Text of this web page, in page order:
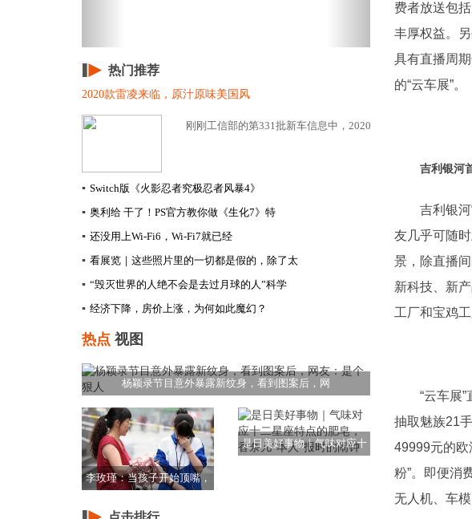
热门推荐
2020款雷凌来临，原汁原味美国风
刚刚工信部的第331批新车信息中，2020款雷凌将采用美版卡
▪ Switch版《火影忍者究极忍者风暴4》
▪ 奥利给 干了！PS官方教你做《生化7》特
▪ 还没用上Wi-Fi6，Wi-Fi7就已经
▪ 看展览｜这些照片里的一切都是假的，除了太
▪ “毁灭世界的人绝不会是去过月球的人”科学
▪ 经济下降，房价上涨，为何如此魔幻？
热点 视图
杨颖录节目意外暴露新纹身，看到图案后，网
李玫瑾：当孩子开始顶嘴，
是日美好事物｜气味对应十
费者放送包
丰厚权益。
具有直播周
的“云车展”。
吉利银河
吉利银
友几乎可随
景，除直播
新科技、新
工厂和宝鸡
“云车展
抽取魅族21
49999元的欧
粉”。即便消
无人机、车